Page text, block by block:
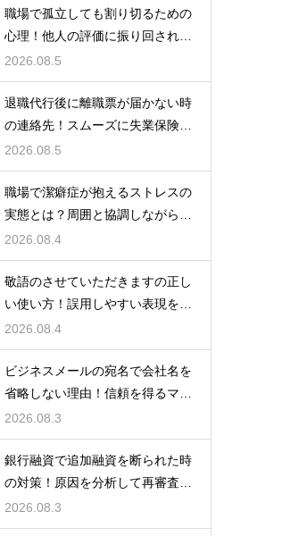
職場で孤立しても割り切るための
心理！他人の評価に振り回されな
いための術
2026.08.5
退職代行後に離職票が届かない時
の連絡先！スムーズに失業保険を
もらう術
2026.08.5
職場で潔癖症が抱えるストレスの
実態とは？周囲と協調しながら快
適に働く術
2026.08.4
敬語のさせていただきますの正し
い使い方！誤用しやすい表現を理
解する術
2026.08.4
ビジネスメールの宛名で会社名を
省略しない理由！信頼を得るマナ
ー
2026.08.3
銀行融資で追加融資を断られた時
の対策！原因を分析して再審査を
狙う
2026.08.3